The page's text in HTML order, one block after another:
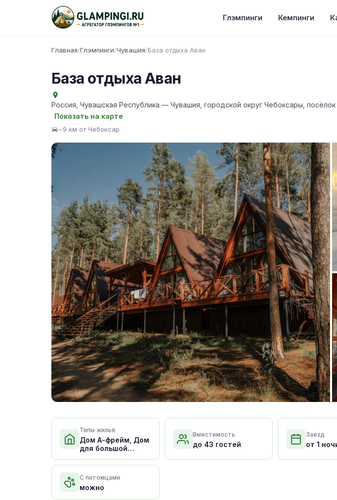
Глэмпинги Кемпинги
Главная/Глэмпинги/Чувашия/База отдыха Аван
База отдыха Аван
Россия, Чувашская Республика — Чувашия, городской округ Чебоксары,
Показать на карте
~9 км от Чебоксар
Типы жилья
Дом А-фрейм, Дом
для большой
Вместимость
до 43 гостей
Заезд
от 1
С питомцами
можно